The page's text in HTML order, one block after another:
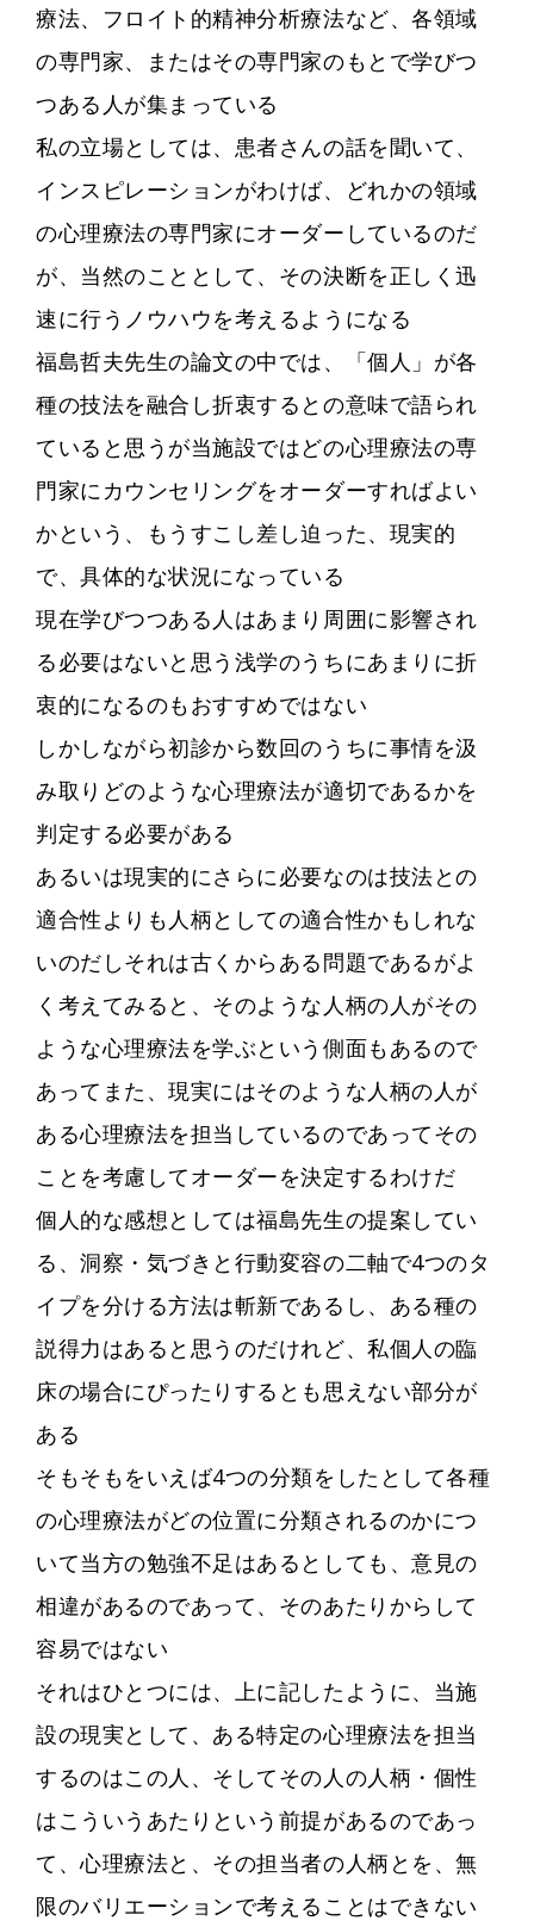
療法、フロイト的精神分析療法など、各領域
の専門家、またはその専門家のもとで学びつ
つある人が集まっている
私の立場としては、患者さんの話を聞いて、
インスピレーションがわけば、どれかの領域
の心理療法の専門家にオーダーしているのだ
が、当然のこととして、その決断を正しく迅
速に行うノウハウを考えるようになる
福島哲夫先生の論文の中では、「個人」が各
種の技法を融合し折衷するとの意味で語られ
ていると思うが当施設ではどの心理療法の専
門家にカウンセリングをオーダーすればよい
かという、もうすこし差し迫った、現実的
で、具体的な状況になっている
現在学びつつある人はあまり周囲に影響され
る必要はないと思う浅学のうちにあまりに折
衷的になるのもおすすめではない
しかしながら初診から数回のうちに事情を汲
み取りどのような心理療法が適切であるかを
判定する必要がある
あるいは現実的にさらに必要なのは技法との
適合性よりも人柄としての適合性かもしれな
いのだしそれは古くからある問題であるがよ
く考えてみると、そのような人柄の人がその
ような心理療法を学ぶという側面もあるので
あってまた、現実にはそのような人柄の人が
ある心理療法を担当しているのであってその
ことを考慮してオーダーを決定するわけだ
個人的な感想としては福島先生の提案してい
る、洞察・気づきと行動変容の二軸で4つのタ
イプを分ける方法は斬新であるし、ある種の
説得力はあると思うのだけれど、私個人の臨
床の場合にぴったりするとも思えない部分が
ある
そもそもをいえば4つの分類をしたとして各種
の心理療法がどの位置に分類されるのかにつ
いて当方の勉強不足はあるとしても、意見の
相違があるのであって、そのあたりからして
容易ではない
それはひとつには、上に記したように、当施
設の現実として、ある特定の心理療法を担当
するのはこの人、そしてその人の人柄・個性
はこういうあたりという前提があるのであっ
て、心理療法と、その担当者の人柄とを、無
限のバリエーションで考えることはできない